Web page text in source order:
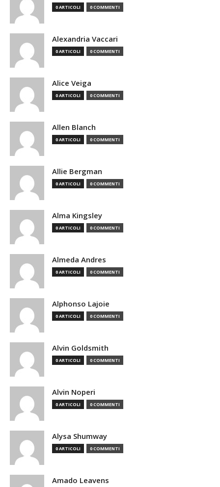
0 ARTICOLI 0 COMMENTI
Alexandria Vaccari
0 ARTICOLI 0 COMMENTI
Alice Veiga
0 ARTICOLI 0 COMMENTI
Allen Blanch
0 ARTICOLI 0 COMMENTI
Allie Bergman
0 ARTICOLI 0 COMMENTI
Alma Kingsley
0 ARTICOLI 0 COMMENTI
Almeda Andres
0 ARTICOLI 0 COMMENTI
Alphonso Lajoie
0 ARTICOLI 0 COMMENTI
Alvin Goldsmith
0 ARTICOLI 0 COMMENTI
Alvin Noperi
0 ARTICOLI 0 COMMENTI
Alysa Shumway
0 ARTICOLI 0 COMMENTI
Amado Leavens